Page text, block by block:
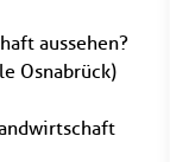
aussehen?
Osnabrück)